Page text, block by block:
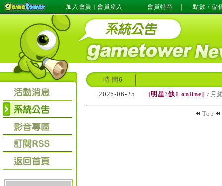
加入會員 | 會員登入 會員特區 點數 / 儲
時 間 6
2026-06-25
[明星3缺1 online] 7月
Top